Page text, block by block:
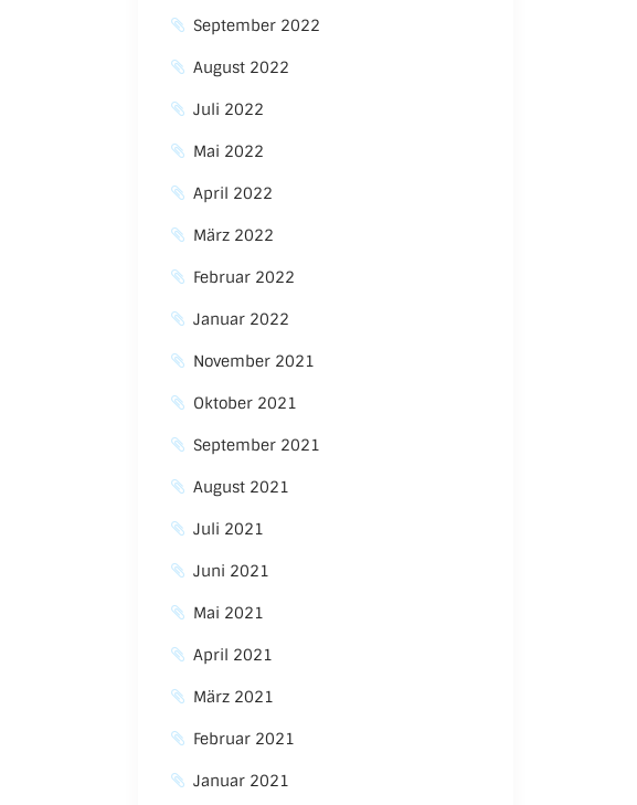
September 2022
August 2022
Juli 2022
Mai 2022
April 2022
März 2022
Februar 2022
Januar 2022
November 2021
Oktober 2021
September 2021
August 2021
Juli 2021
Juni 2021
Mai 2021
April 2021
März 2021
Februar 2021
Januar 2021